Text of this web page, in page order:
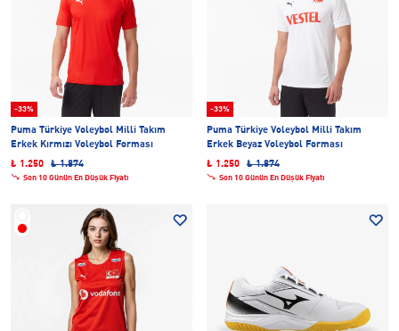
-33%
Puma Türkiye Voleybol Milli Takım
Erkek Kırmızı Voleybol Forması
₺ 1.250
₺ 1.874
Son 10 Günün En Düşük Fiyatı
-33%
Puma Türkiye Voleybol Milli Takım
Erkek Beyaz Voleybol Forması
₺ 1.250
₺ 1.874
Son 10 Günün En Düşük Fiyatı